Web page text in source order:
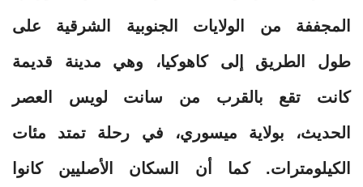
المجففة من الولايات الجنوبية الشرقية على
طول الطريق إلى كاهوكيا، وهي مدينة قديمة
كانت تقع بالقرب من سانت لويس العصر
الحديث، بولاية ميسوري، في رحلة تمتد مئات
الكيلومترات. كما أن السكان الأصليين كانوا